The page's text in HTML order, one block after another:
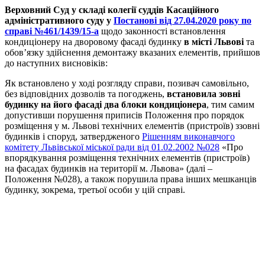
Верховний Суд у складі колегії суддів Касаційного
адміністративного суду у Постанові від 27.04.2020 року по
справі №461/1439/15-а щодо законності встановлення
кондиціонеру на дворовому фасаді будинку в місті Львові та
обов’язку здійснення демонтажу вказаних елементів, прийшов
до наступних висновіків:
Як встановлено у ході розгляду справи, позивач самовільно,
без відповідних дозволів та погоджень, встановила зовні
будинку на його фасаді два блоки кондиціонера, тим самим
допустивши порушення приписів Положення про порядок
розміщення у м. Львові технічних елементів (пристроїв) ззовні
будинків і споруд, затвердженого Рішенням виконавчого
комітету Львівської міської ради від 01.02.2002 №028 «Про
впорядкування розміщення технічних елементів (пристроїв)
на фасадах будинків на території м. Львова» (далі –
Положення №028), а також порушила права інших мешканців
будинку, зокрема, третьої особи у цій справі.